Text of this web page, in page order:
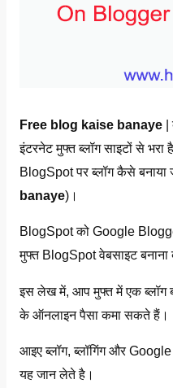
Free b log kaise banaye|
इंटरनेट मुफ्त ब्लॉग साइटों से भरा
BlogSpot पर ब्लॉग कैसे बनाया
banaye)।
BlogSpot को Google
मुफ्त BlogSpot वेबसाइट
इस लेख में, आप मुफ्त में एक ब्लॉग
के ऑनलाइन पैसा कमा सकते हैं।
आइए ब्लॉग, ब्लॉगिंग और
यह जान लेते है।